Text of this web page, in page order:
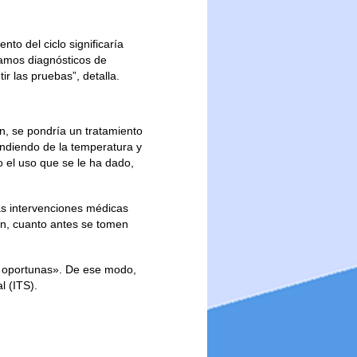
del ciclo significaría
diagnósticos de
las pruebas”, detalla.
se pondría un tratamiento
de la temperatura y
uso que se le ha dado,
intervenciones médicas
cuanto antes se tomen
De ese modo,
(ITS).